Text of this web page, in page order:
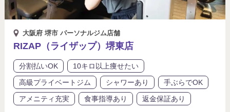
大阪府 堺市 パーソナルジム店舗
RIZAP（ライザップ）堺東店
分割払いOK
10キロ以上痩せたい
高級プライベートジム
シャワーあり
手ぶらでOK
アメニティ充実
食事指導あり 返金保証あり